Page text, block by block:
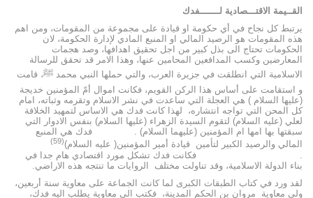
القــيمة الاقتـــصادية لـــــــفدك
يرتبط كل نجاح في أي حكومة او قيادة على مجموعة من المقومات، ومن اهم
هذه المقومات هو الرصيد المالي او المنبع المادي لإدارة الحكومة، لان
الحكومات تحتاج الى بذل كبير من اجل تحقيق اهدافها، وصد هجمات
المعارضين وكسب المدافعين المحامين عنها، وهذا الامر قد تحقق للرسالة
الاسلامية التي انطلقت في جزيرة العرب، والتي حملها النبي محمد ﷺ، قامت
و استقامت على أساس هذا الركن القويم، فكانت اموال أمّ المؤمنين خديجة
(عليها السلام ) هي العجلة التي ساعدت في نشر الاسلام وتقرمه وثباته، امام
كل المحن التي تواجه انتشاره، لهذا كانت فدك هي الاساس لتمهيد الخلافة
لعلي (عليه السلام) لتقوم السيدة الزهراء (عليها السلام) بنفس الادوار التي
سبقتها بها امها ام المؤمنين (عليهما السلام) . فدك هي المنبع
المالي والرصيد الكبير لتأمين قيادة أمير المؤمنين( عليه السلام)(59)
. فكانت فدك تشكل مورد اقتصادي هام جدا في
بناء الدولة الاسلامية، وقد تناولت مختلف الروايات ما تنتجه هذه الاراضي.
لقد ورد في كتاب الطبقات الكبرى لما كانت الجماعة على معاوية سنة أربعين،
ولى معاوِية مروان بن الحكم المدينة، فكتب الى معاوية يطلب اليه فدك،